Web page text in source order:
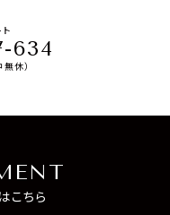
634
休）
こちら